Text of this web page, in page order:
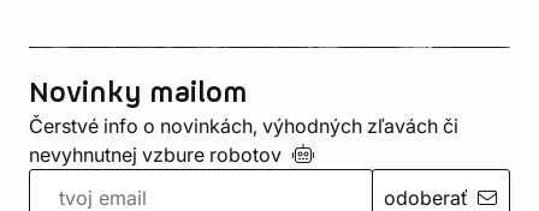
Novinky mailom
Čerstvé info o novinkách, výhodných zľavách či
nevyhnutnej vzbure robotov
odoberať